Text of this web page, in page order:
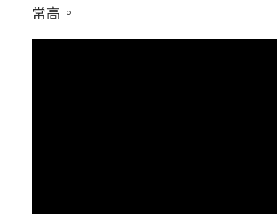
常高。